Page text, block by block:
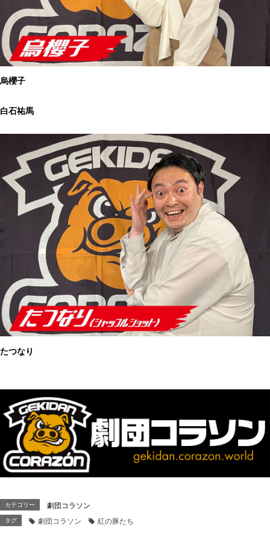
烏櫻子
白石祐馬
たつなり
カテゴリー 劇団コラソン
タグ 劇団コラソン 紅の豚たち